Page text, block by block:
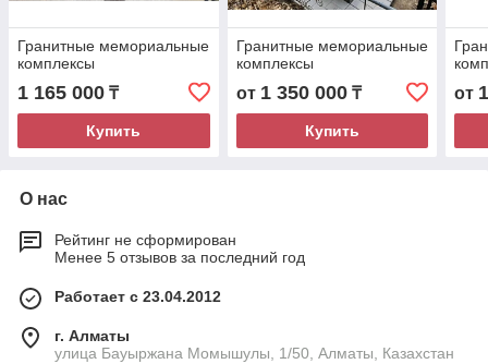
Гранитные мемориальные
комплексы
1 165 000 ₸
Купить
Гранитные мемориальные
комплексы
от 1 350 000₸
Купить
от
О нас
Рейтинг не сформирован
Менее 5 отзывов за последний год
Работает с 23.04.2012
г. Алматы
улица Бауыржана Момышулы, 1/50, Алматы, Казахстан